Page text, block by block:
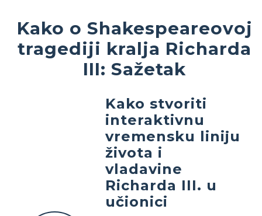
Kako o Shakespeareovoj
tragediji kralja Richarda
III: Sažetak
Kako stvoriti
interaktivnu
vremensku liniju
života i
vladavine
Richarda III. u
učionici